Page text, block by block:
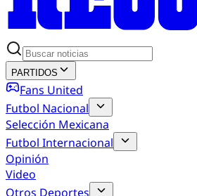
PARTIDOS
Fans United
Futbol Nacional
Selección Mexicana
Futbol Internacional
Opinión
Video
Otros Deportes